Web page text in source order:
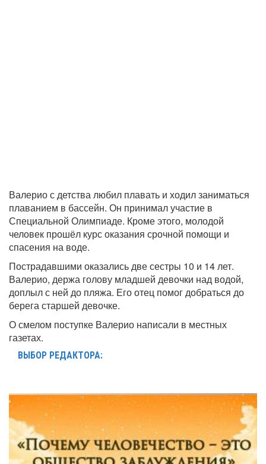
Валерио с детства любил плавать и ходил заниматься
плаванием в бассейн. Он принимал участие в
Специальной Олимпиаде. Кроме этого, молодой
человек прошёл курс оказания срочной помощи и
спасения на воде.
Пострадавшими оказались две сестры 10 и 14 лет.
Валерио, держа голову младшей девочки над водой,
доплыл с ней до пляжа. Его отец помог добраться до
берега старшей девочке.
О смелом поступке Валерио написали в местных
газетах.
ВЫБОР РЕДАКТОРА: